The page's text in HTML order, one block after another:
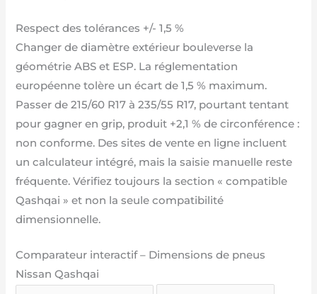
Respect des tolérances +/- 1,5 %
Changer de diamètre extérieur bouleverse la
géométrie ABS et ESP. La réglementation
européenne tolère un écart de 1,5 % maximum.
Passer de 215/60 R17 à 235/55 R17, pourtant tentant
pour gagner en grip, produit +2,1 % de circonférence :
non conforme. Des sites de vente en ligne incluent
un calculateur intégré, mais la saisie manuelle reste
fréquente. Vérifiez toujours la section « compatible
Qashqai » et non la seule compatibilité
dimensionnelle.
Comparateur interactif – Dimensions de pneus
Nissan Qashqai